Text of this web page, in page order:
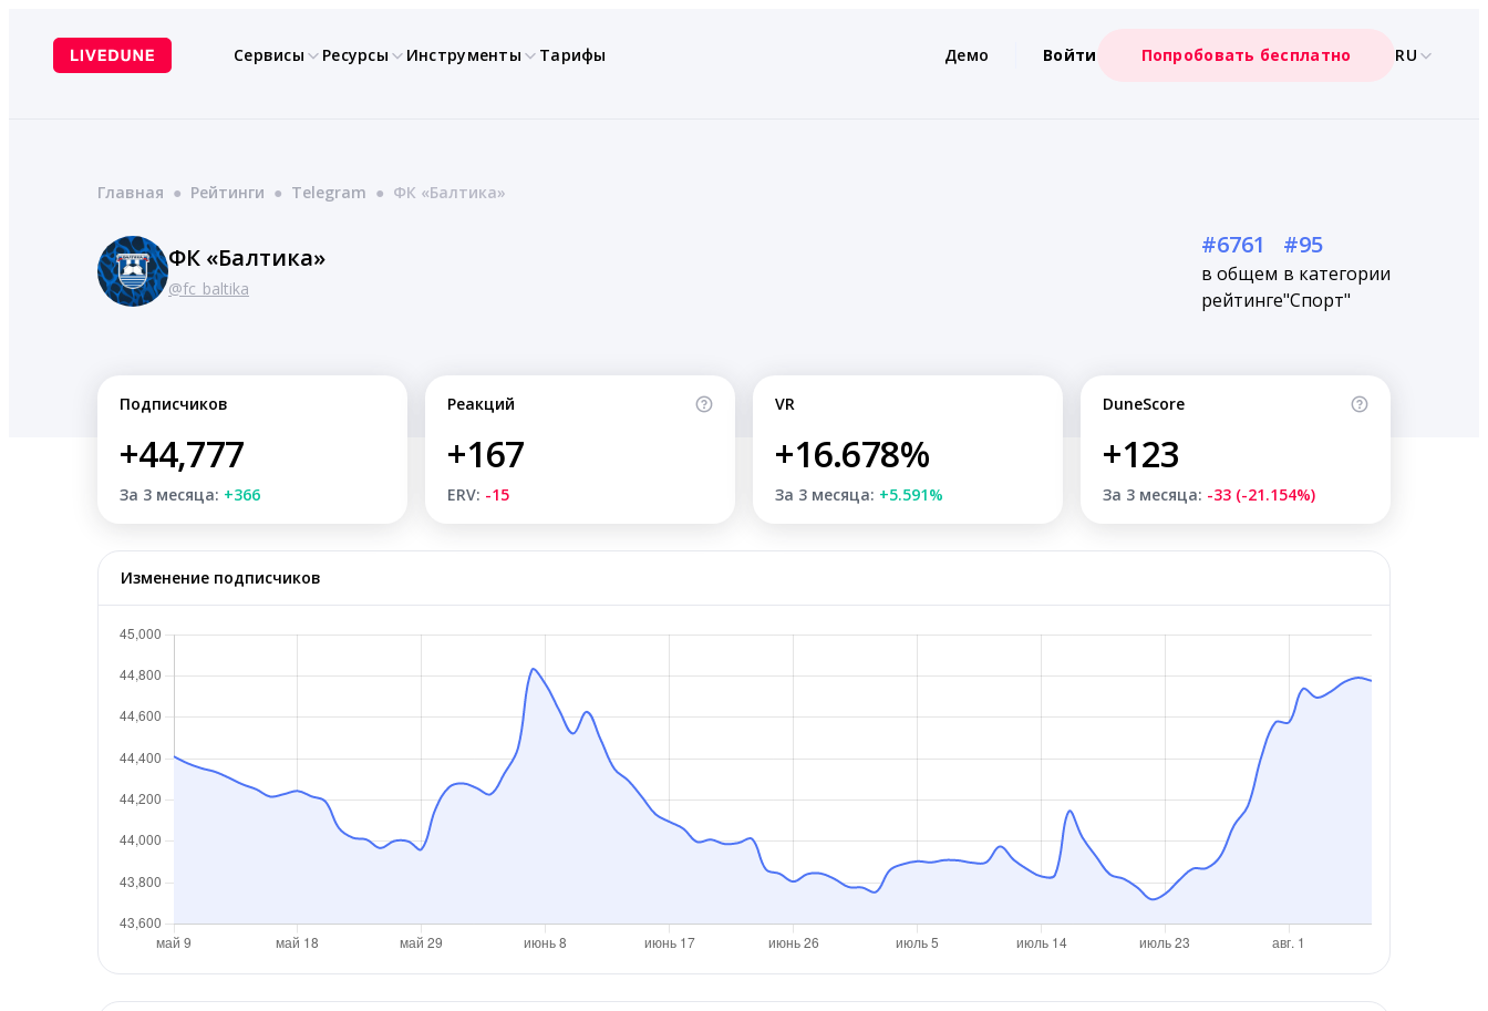
содержимому
Сервисы Ресурсы Инструменты Тарифы Демо Войти Попробовать бесплатно RU
Главная ● Рейтинги ● Telegram ● ФК «Балтика»
ФК «Балтика»
@fc_baltika
#6761
в общем
рейтинге
#95
в категории
"Спорт"
Подписчиков
+44,777
За 3 месяца: +366
Реакций
+167
ERV: -15
VR
+16.678%
За 3 месяца: +5.591%
DuneScore
+123
За 3 месяца: -33 (-21.154%)
Изменение подписчиков